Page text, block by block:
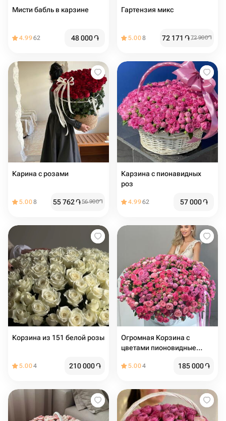
Мисти бабль в карзине
4.9962 48 000֏
Гартензия микс
5.008 72 171 ֏72 900֏
Карина с розами
5.008 55 762֏56 900֏
Карзина с пионавидных
роз
4.9962 57 000֏
Корзина из 151 белой розы
5.004 210 000֏
Огромная Корзина с
цветами пионовидные
5.004 185 000֏